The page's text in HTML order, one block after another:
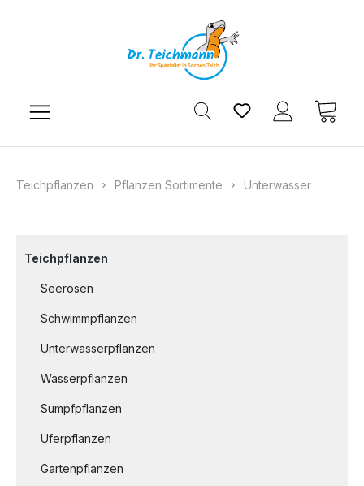
Du hast 0
Teichpflanzen Pflanzen Sortimente Unterwasser
Teichpflanzen
Seerosen
Schwimmpflanzen
Unterwasserpflanzen
Wasserpflanzen
Sumpfpflanzen
Uferpflanzen
Gartenpflanzen